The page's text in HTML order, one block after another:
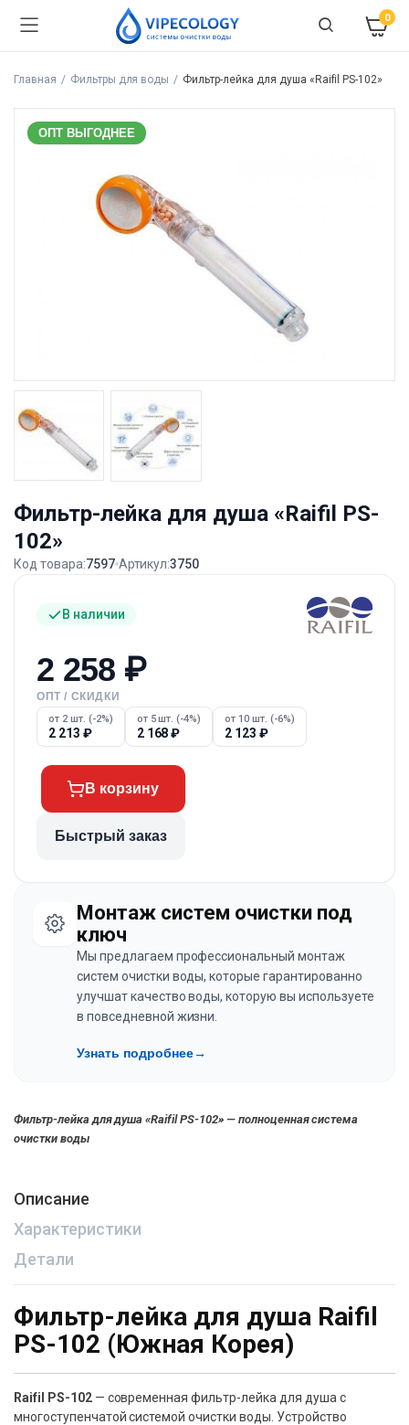
0
Главная Фильтры для воды Фильтр-лейка для душа «Raifil PS-102»
ОПТ ВЫГОДНЕЕ
Фильтр-лейка для душа «Raifil PS-
102»
Код товара:7597 Артикул:3750
В наличии
2 258 ₽
ОПТ / СКИДКИ
от 2 шт. (-2%)
2 213 ₽
от 5 шт. (-4%)
2 168₽
от 10 шт. (-6%)
2 123₽
В корзину
Быстрый заказ
Монтаж систем очистки под
ключ
Мы предлагаем профессиональный монтаж
систем очистки воды, которые гарантированно
улучшат качество воды, которую вы используете
в повседневной жизни.
Узнать подробнее→
Фильтр-лейка для душа «Raifil PS-102» — полноценная система
очистки воды
Описание
Характеристики
Детали
Фильтр-лейка для душа Raifil
PS-102 (Южная Корея)
Raifil PS-102— современная фильтр-лейка для душа с
многоступенчатой системой очистки воды. Устройство